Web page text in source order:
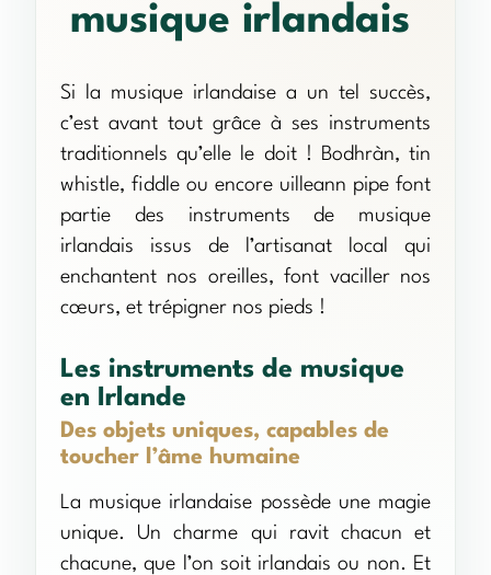
musique irlandais
Si la musique irlandaise a un tel succès,
c’est avant tout grâce à ses instruments
traditionnels qu’elle le doit ! Bodhràn, tin
whistle, fiddle ou encore uilleann pipe font
partie des instruments de musique
irlandais issus de l’artisanat local qui
enchantent nos oreilles, font vaciller nos
cœurs, et trépigner nos pieds !
Les instruments de musique
en Irlande
Des objets uniques, capables de
toucher l’âme humaine
La musique irlandaise possède une magie
unique. Un charme qui ravit chacun et
chacune, que l’on soit irlandais ou non. Et